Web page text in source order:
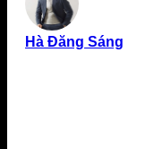
Hà Đăng Sáng